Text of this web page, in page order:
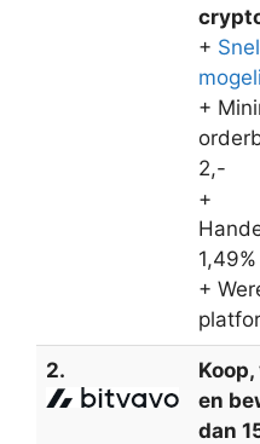
+
+
2,-
+
1,49%
+
2.
en
dan